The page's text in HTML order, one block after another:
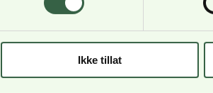
Ikke tillat